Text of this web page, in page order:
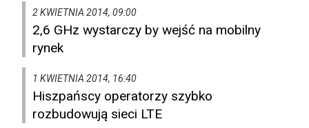
2 KWIETNIA 2014, 09:00
2,6 GHz wystarczy by wejść na mobilny
rynek
1 KWIETNIA 2014, 16:40
Hiszpańscy operatorzy szybko
rozbudowują sieci LTE